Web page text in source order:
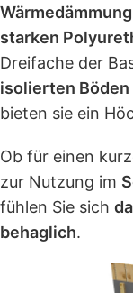
starken
Dreifache der
isolierten Böden
bieten sie ein
Ob für einen
zur Nutzung im
fühlen Sie sich
behaglich.